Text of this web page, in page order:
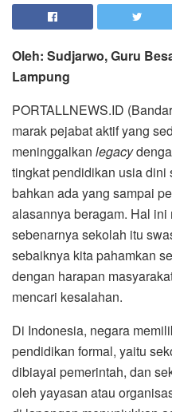
Oleh: Sudjarwo, Guru
Lampung
PORTALLNEWS.ID
marak pejabat aktif yang
meninggalkan legacy
tingkat pendidikan usia dini
bahkan ada yang sampai
alasannya beragam. Hal
sebenarnya sekolah itu
sebaiknya kita pahamkan
dengan harapan
mencari kesalahan.
Di Indonesia, negara
pendidikan formal, yaitu
dibiayai pemerintah, dan
oleh yayasan atau